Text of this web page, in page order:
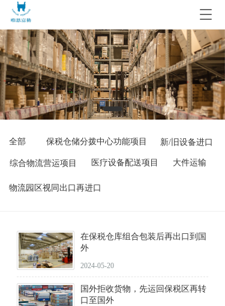
T
o
g
g
l
e
n
a
v
i
a
t
全部 保税仓储分拨中心功能项目
综合物流营运项目
物流园区视同出口再进口
医疗设备配送项目
新/旧设备进口
大件运输
在保税仓库组合包装后再出口到国
外
2024-05-20
国外拒收货物，先运回保税区再转
口至国外